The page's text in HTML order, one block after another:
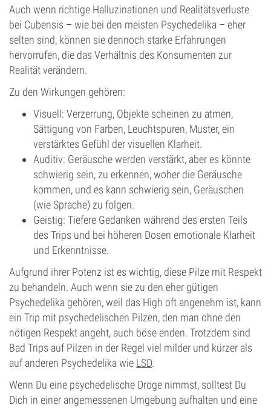
Auch wenn richtige Halluzinationen und Realitätsverluste
bei Cubensis – wie bei den meisten Psychedelika – eher
selten sind, können sie dennoch starke Erfahrungen
hervorrufen, die das Verhältnis des Konsumenten zur
Realität verändern.
Zu den Wirkungen gehören:
Visuell: Verzerrung, Objekte scheinen zu atmen,
Sättigung von Farben, Leuchtspuren, Muster, ein
verstärktes Gefühl der visuellen Klarheit.
Auditiv: Geräusche werden verstärkt, aber es könnte
schwierig sein, zu erkennen, woher die Geräusche
kommen, und es kann schwierig sein, Geräuschen
(wie Sprache) zu folgen.
Geistig: Tiefere Gedanken während des ersten Teils
des Trips und bei höheren Dosen emotionale Klarheit
und Erkenntnisse.
Aufgrund ihrer Potenz ist es wichtig, diese Pilze mit Respekt
zu behandeln. Auch wenn sie zu den eher gütigen
Psychedelika gehören, weil das High oft angenehm ist, kann
ein Trip mit psychedelischen Pilzen, den man ohne den
nötigen Respekt angeht, auch böse enden. Trotzdem sind
Bad Trips auf Pilzen in der Regel viel milder und kürzer als
auf anderen Psychedelika wie LSD.
Wenn Du eine psychedelische Droge nimmst, solltest Du
Dich in einer angemessenen Umgebung aufhalten und eine